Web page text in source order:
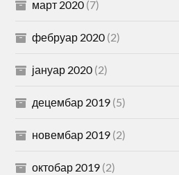
март 2020 (7)
фебруар 2020 (2)
јануар 2020 (2)
децембар 2019 (5)
новембар 2019 (2)
октобар 2019 (2)